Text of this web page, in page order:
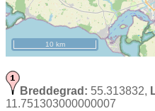
10 km
Breddegrad: 55.313832,
11.751303000000007